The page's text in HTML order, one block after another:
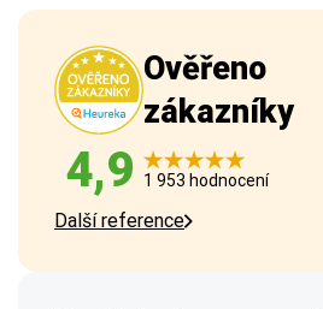
Ověřeno
zákazníky
4,9 1 953 hodnocení
Další reference